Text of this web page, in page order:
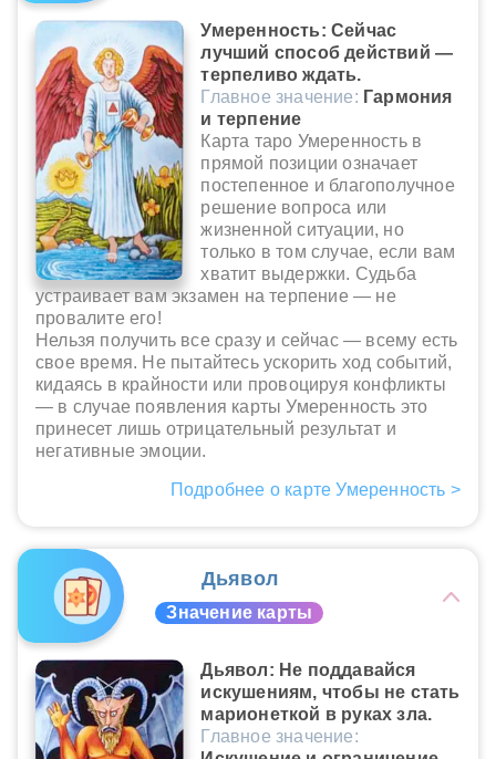
Умеренность: Сейчас
лучший способ действий —
терпеливо ждать.
Главное значение: Гармония
и терпение
Карта таро Умеренность в
прямой позиции означает
постепенное и благополучное
решение вопроса или
жизненной ситуации, но
только в том случае, если вам
хватит выдержки. Судьба
устраивает вам экзамен на терпение — не
провалите его!
Нельзя получить все сразу и сейчас — всему есть
свое время. Не пытайтесь ускорить ход событий,
кидаясь в крайности или провоцируя конфликты
— в случае появления карты Умеренность это
принесет лишь отрицательный результат и
негативные эмоции.
Подробнее о карте Умеренность >
Дьявол
Значение карты
Дьявол: Не поддавайся
искушениям, чтобы не стать
марионеткой в руках зла.
Главное значение: